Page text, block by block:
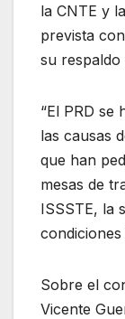
la CNTE y
prevista
su respaldo
“El PRD
las causas
que han
mesas de
ISSSTE, la
Sobre el
Vicente